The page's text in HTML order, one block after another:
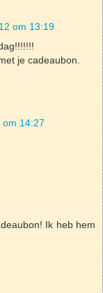
om 13:19
je cadeaubon.
14:27
Ik heb hem